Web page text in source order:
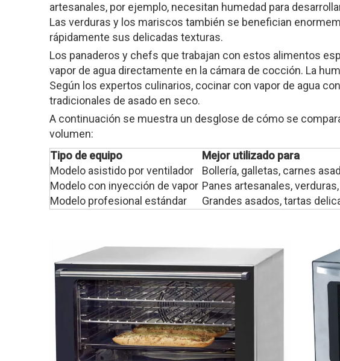
artesanales, por ejemplo, necesitan humedad para
Las verduras y los mariscos también se benefician
rápidamente sus delicadas texturas.
Los panaderos y chefs que trabajan con estos alimentos
vapor de agua directamente en la cámara de cocción. La
Según los expertos culinarios, cocinar con vapor de agua
tradicionales de asado en seco.
A continuación se muestra un desglose de cómo se
volumen:
Tipo de equipo
Mejor utilizado para
Modelo asistido por ventilador
Bollería, galletas, carnes
Modelo con inyección de vapor Panes artesanales,
Modelo profesional estándar
Grandes asados, tartas